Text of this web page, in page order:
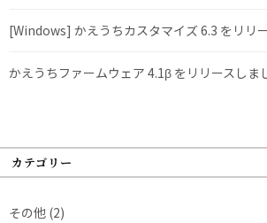
[Windows] かえうちカスタマイズ 6.3 をリリ
かえうちファームウェア 4.1β をリリースしま
カテゴリー
その他 (2)